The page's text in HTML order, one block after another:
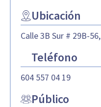
Ubicación
Calle 3B Sur # 29B-
Teléfono
604 557 04 19
Público